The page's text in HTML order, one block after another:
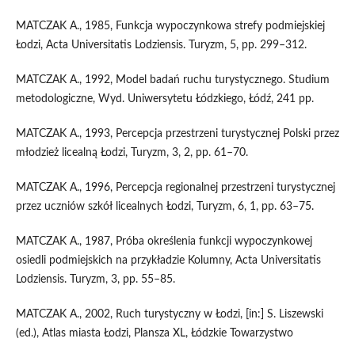
MATCZAK A., 1985, Funkcja wypoczynkowa strefy podmiejskiej
Łodzi, Acta Universitatis Lodziensis. Turyzm, 5, pp. 299–312.
MATCZAK A., 1992, Model badań ruchu turystycznego. Studium
metodologiczne, Wyd. Uniwersytetu Łódzkiego, Łódź, 241 pp.
MATCZAK A., 1993, Percepcja przestrzeni turystycznej Polski przez
młodzież licealną Łodzi, Turyzm, 3, 2, pp. 61–70.
MATCZAK A., 1996, Percepcja regionalnej przestrzeni turystycznej
przez uczniów szkół licealnych Łodzi, Turyzm, 6, 1, pp. 63–75.
MATCZAK A., 1987, Próba określenia funkcji wypoczynkowej
osiedli podmiejskich na przykładzie Kolumny, Acta Universitatis
Lodziensis. Turyzm, 3, pp. 55–85.
MATCZAK A., 2002, Ruch turystyczny w Łodzi, [in:] S. Liszewski
(ed.), Atlas miasta Łodzi, Plansza XL, Łódzkie Towarzystwo